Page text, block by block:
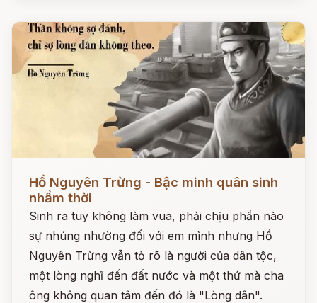
Đọc ngay
Hồ Nguyên Trừng - Bậc minh quân sinh
nhầm thời
Sinh ra tuy không làm vua, phải chịu phần nào
sự nhúng nhường đối với em mình nhưng Hồ
Nguyên Trừng vẫn tỏ rõ là người của dân tộc,
một lòng nghĩ đến đất nước và một thứ mà cha
ông không quan tâm đến đó là "Lòng dân".